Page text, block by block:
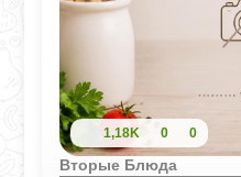
1,18K 0 0
Вторые Блюда